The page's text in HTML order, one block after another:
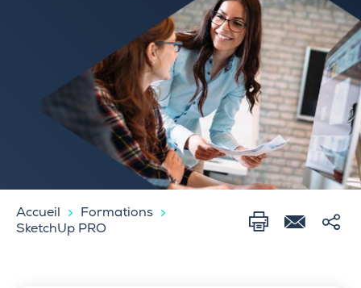
Accueil
Formations
SketchUp PRO